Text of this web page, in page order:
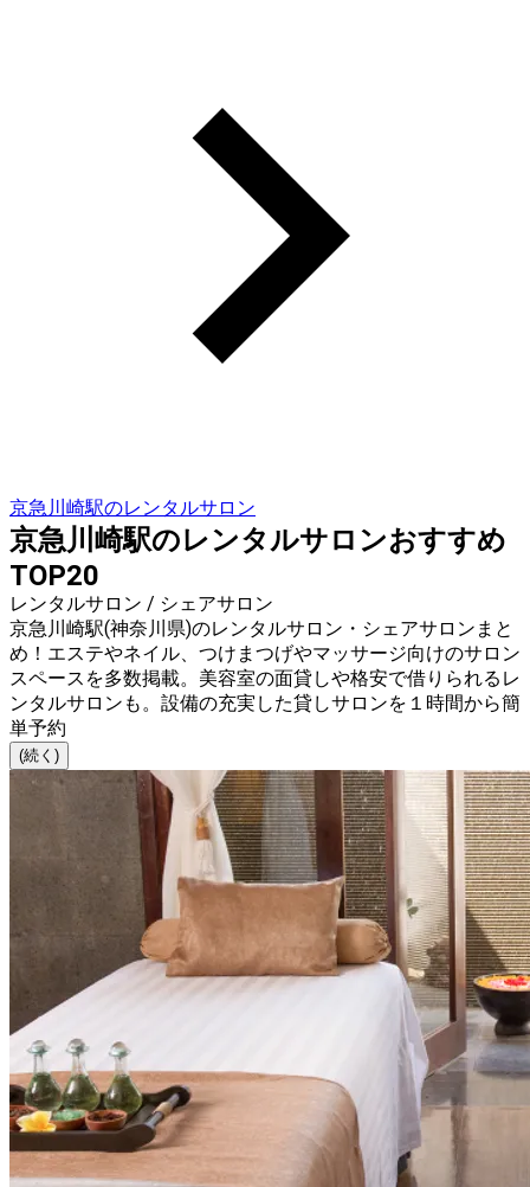
京急川崎駅のレンタルサロン
京急川崎駅のレンタルサロンおすすめ
TOP20
レンタルサロン / シェアサロン
京急川崎駅(神奈川県)のレンタルサロン・シェアサロンまと
め！エステやネイル、つけまつげやマッサージ向けのサロン
スペースを多数掲載。美容室の面貸しや格安で借りられるレ
ンタルサロンも。設備の充実した貸しサロンを１時間から簡
単予約
(続く)